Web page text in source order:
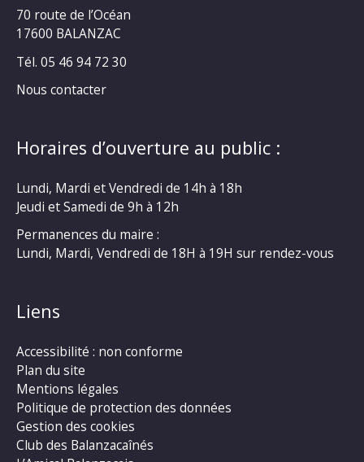
70 route de l’Océan
17600 BALANZAC
Tél. 05 46 94 72 30
Nous contacter
Horaires d’ouverture au public :
Lundi, Mardi et Vendredi de 14h à 18h
Jeudi et Samedi de 9h à 12h
Permanences du maire :
Lundi, Mardi, Vendredi de 18H à 19H sur rendez-vous
Liens
Accessibilité : non conforme
Plan du site
Mentions légales
Politique de protection des données
Gestion des cookies
Club des Balanzacaînés